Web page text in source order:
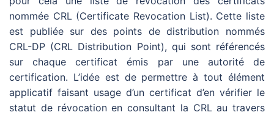
nommée CRL (Certificate Revocation List). Cette liste
est publiée sur des points de distribution nommés
CRL-DP (CRL Distribution Point), qui sont référencés
sur chaque certificat émis par une autorité de
certification. L’idée est de permettre à tout élément
applicatif faisant usage d’un certificat d’en vérifier le
statut de révocation en consultant la CRL au travers